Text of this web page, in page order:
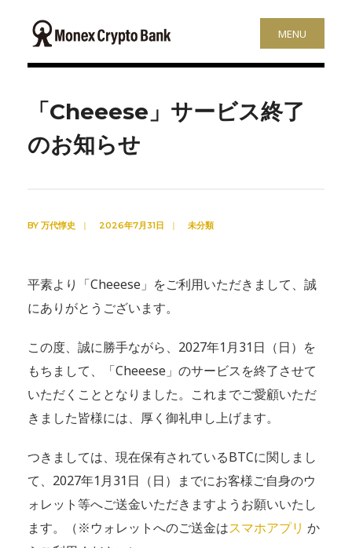
MENU
「Cheeese」サービス終了
のお知らせ
BY 万代惇史 | 2026年7月31日 | 未分類
平素より「Cheeese」をご利用いただきまして、誠
にありがとうございます。
この度、誠に勝手ながら、2027年1月31日（日）を
もちまして、「Cheeese」のサービスを終了させて
いただくこととなりました。これまでご愛顧いただ
きました皆様には、厚く御礼申し上げます。
つきましては、現在保有されているBTCに関しまし
て、2027年1月31日（日）までにお客様ご自身のウ
ォレット等へご送金いただきますようお願いいたし
ます。（※ウォレットへのご送金はスマホアプリ か